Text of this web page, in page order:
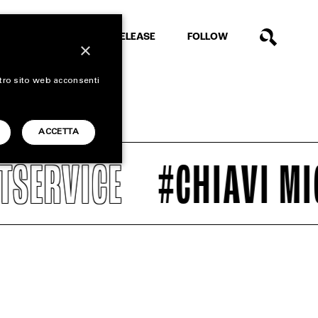
RELEASE FOLLOW
#CHIAVI
×
sito web acconsenti
ACCETTA